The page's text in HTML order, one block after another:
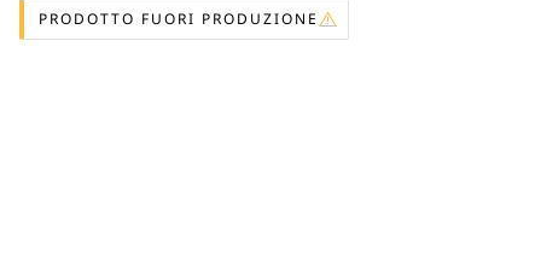
PRODOTTO FUORI PRODUZIONE